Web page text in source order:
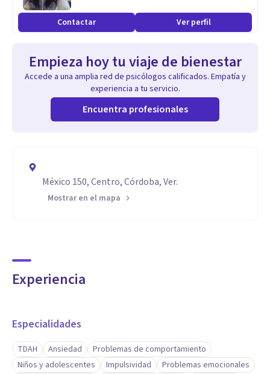
Contactar Ver perfil
Empieza hoy tu viaje de bienestar
Accede a una amplia red de psicólogos calificados. Empatía y
experiencia a tu servicio.
Encuentra profesionales
México 150, Centro, Córdoba, Ver.
Mostrar en el mapa
Experiencia
Especialidades
TDAH Ansiedad
Problemas de comportamiento
Niños y adolescentes
Impulsividad
Problemas emocionales